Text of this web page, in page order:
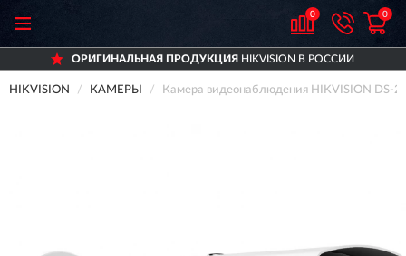
0 0
ОРИГИНАЛЬНАЯ ПРОДУКЦИЯ HIKVISION В РОССИИ
HIKVISION КАМЕРЫ Камера видеонаблюдения HIKVISION DS-